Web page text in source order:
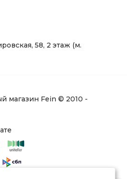
58, 2 этаж (м.
магазин Fein © 2010 -